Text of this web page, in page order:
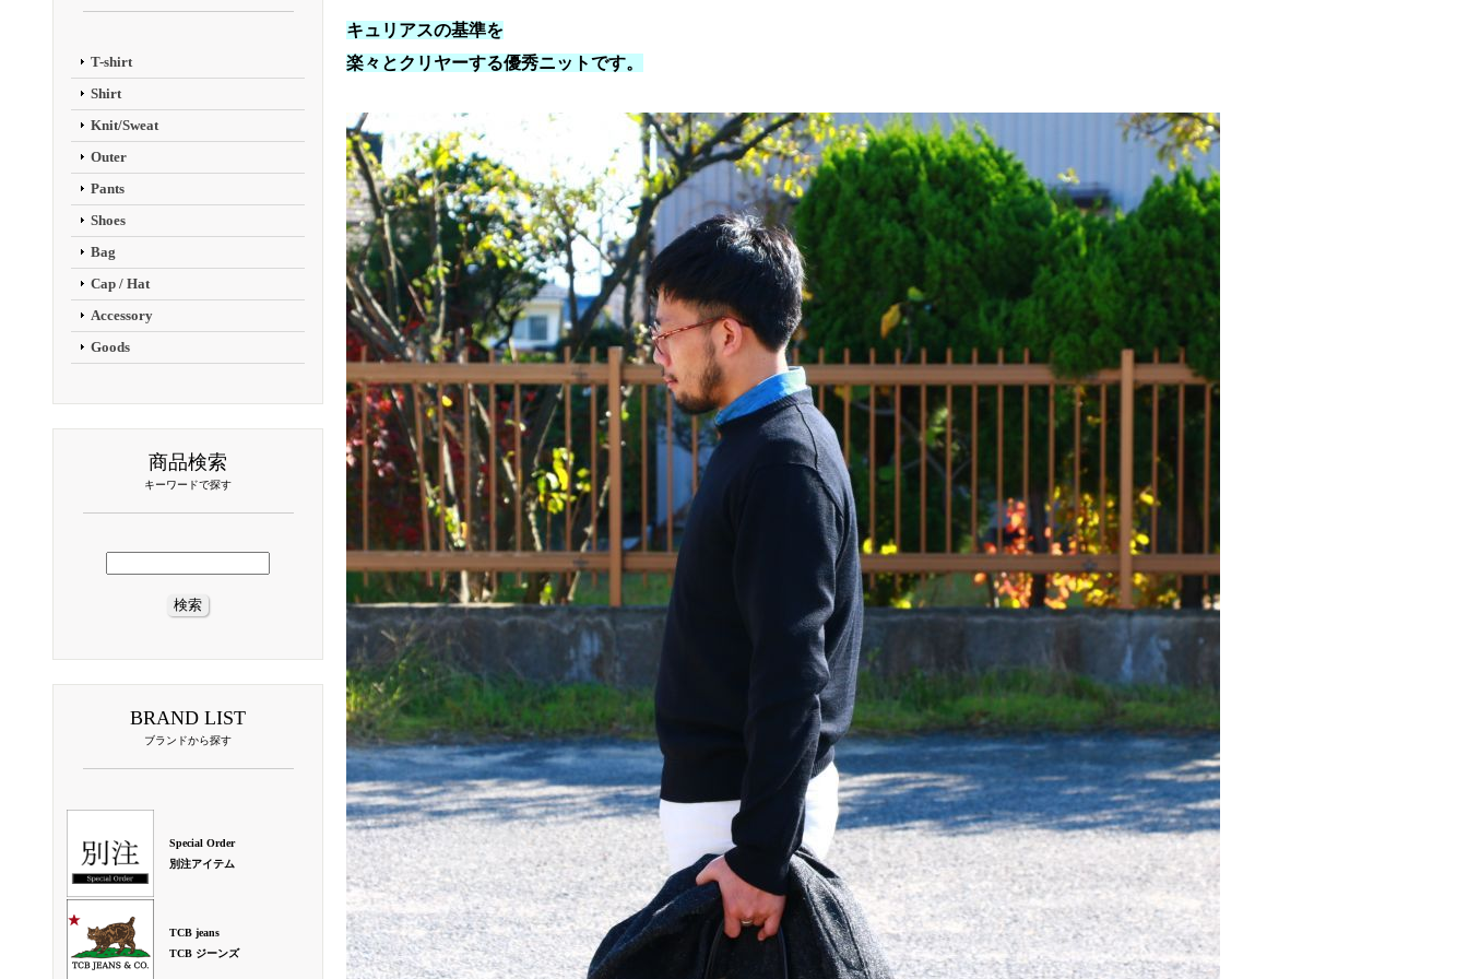
T-shirt
Shirt
Knit/Sweat
Outer
Pants
Shoes
Bag
Cap / Hat
Accessory
Goods
商品検索
キーワードで探す
BRAND LIST
ブランドから探す
Special Order
別注アイテム
TCB jeans
TCB ジーンズ
キュリアスの基準を
楽々とクリヤーする優秀ニットです。